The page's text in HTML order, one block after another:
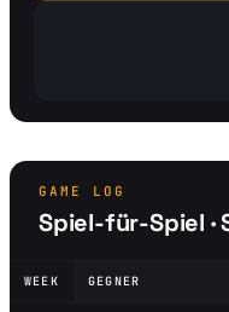
GAME LOG
Spiel-für-Spiel ·
WEEK GEGNER